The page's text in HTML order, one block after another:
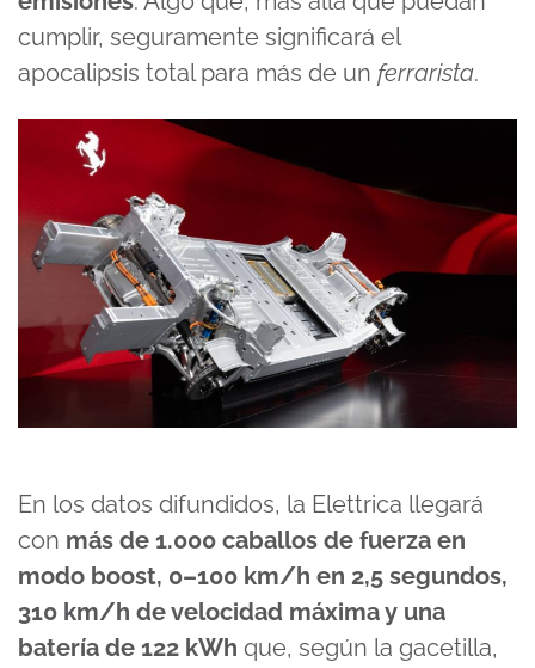
cumplir, seguramente significará el
apocalipsis total para más de un ferrarista.
En los datos difundidos, la Elettrica llegará
con más de 1.000 caballos de fuerza en
modo boost, 0–100 km/h en 2,5 segundos,
310 km/h de velocidad máxima y una
batería de 122 kWh que, según la gacetilla,